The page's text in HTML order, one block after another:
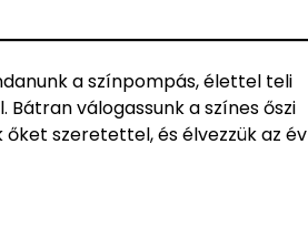
a színpompás, élettel teli
válogassunk a színes őszi
őket szeretettel, és élvezzük az év